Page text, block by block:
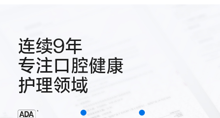
连续9年
专注口腔健康
护理领域